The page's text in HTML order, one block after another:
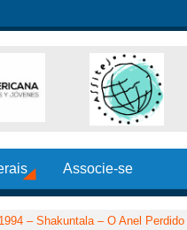
Associe-se
1994 – Shakuntala – O Anel Perdido